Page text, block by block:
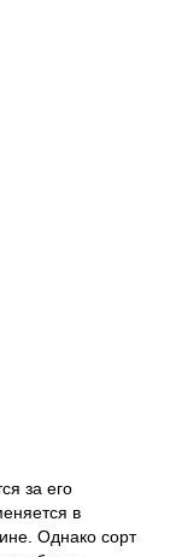
за его
в
Однако сорт